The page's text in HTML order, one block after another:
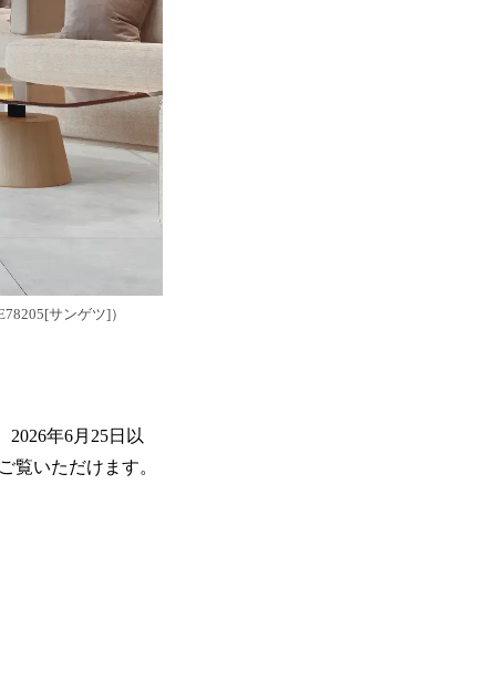
サンゲツ]）
年6月25日以
覧いただけます。